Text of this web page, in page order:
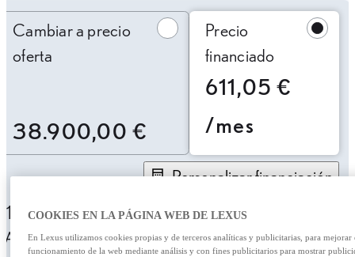
Cambiar a precio
oferta
38.900,00 €
Precio
financiado
611,05 €
/mes
Personalizar financiación
€ /mes 49 meses Entrada: 7700,00 €
10,09%Última cuota: 12.129,06 €
COOKIES EN LA PÁGINA WEB DE LEXUS
En Lexus utilizamos cookies propias y de terceros analíticas y publicitarias, para mejorar
funcionamiento de la web mediante análisis y con fines publicitarios para mostrar